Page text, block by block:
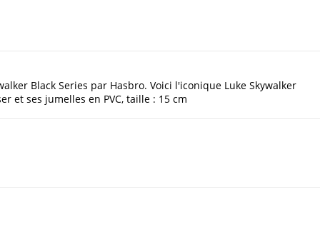
Black Series par Hasbro. Voici l'iconique Luke Skywalker
et ses jumelles en PVC, taille : 15 cm